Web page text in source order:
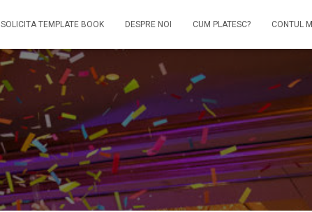
SOLICITA TEMPLATE BOOK DESPRE NOI CUM PLATESC? CONTUL